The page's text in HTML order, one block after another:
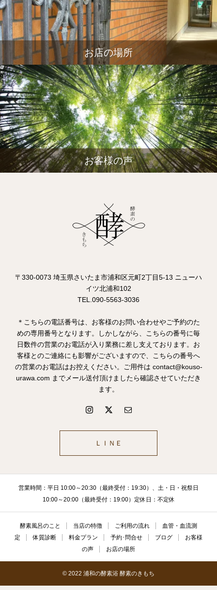
お店の場所
お客様の声
〒330-0073 埼玉県さいたま市浦和区元町2丁目5-13 ニューハ
イツ北浦和102
TEL.090-5563-3036
＊こちらの電話番号は、お客様のお問い合わせやご予約のた
めの専用番号となります。しかしながら、こちらの番号に毎
日数件の営業のお電話が入り業務に差し支えております。お
客様とのご連絡にも影響がございますので、こちらの番号へ
の営業のお電話はお控えください。ご用件は contact@kouso-
urawa.com までメール送付頂けましたら確認させていただき
ます。
ＬＩＮＥ
営業時間：平日 10:00～20:30（最終受付：19:30）、土・日・祝祭日
10:00～20:00（最終受付：19:00）定休日：不定休
酵素風呂のこと 当店の特徴 ご利用の流れ
血管・血流測
定
体質診断 料金プラン 予約･問合せ ブログ
お客様
の声
お店の場所
© 2022 浦和の酵素浴 酵素のきもち